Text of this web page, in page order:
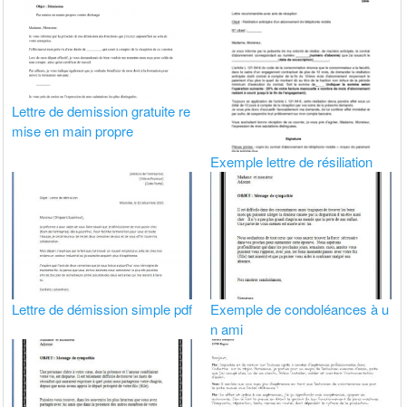
Lettre de demission gratuite re
mise en main propre
Exemple lettre de résiliation
Lettre de démission simple pdf
Exemple de condoléances à u
n ami